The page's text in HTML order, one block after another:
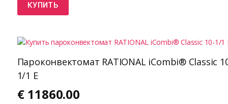
КУПИТЬ
Пароконвектомат RATIONAL iCombi® Classic
1/1 E
€ 11860.00